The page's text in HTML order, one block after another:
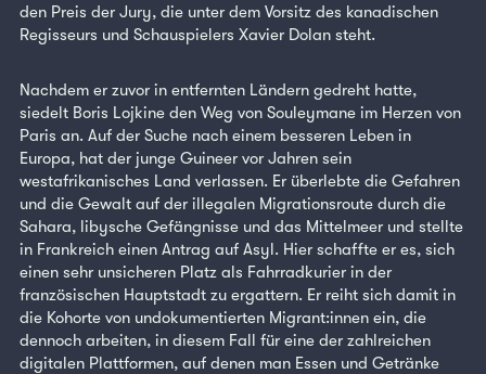
den Preis der Jury, die unter dem Vorsitz des kanadischen
Regisseurs und Schauspielers Xavier Dolan steht.
Nachdem er zuvor in entfernten Ländern gedreht hatte,
siedelt Boris Lojkine den Weg von Souleymane im Herzen von
Paris an. Auf der Suche nach einem besseren Leben in
Europa, hat der junge Guineer vor Jahren sein
westafrikanisches Land verlassen. Er überlebte die Gefahren
und die Gewalt auf der illegalen Migrationsroute durch die
Sahara, libysche Gefängnisse und das Mittelmeer und stellte
in Frankreich einen Antrag auf Asyl. Hier schaffte er es, sich
einen sehr unsicheren Platz als Fahrradkurier in der
französischen Hauptstadt zu ergattern. Er reiht sich damit in
die Kohorte von undokumentierten Migrant:innen ein, die
dennoch arbeiten, in diesem Fall für eine der zahlreichen
digitalen Plattformen, auf denen man Essen und Getränke